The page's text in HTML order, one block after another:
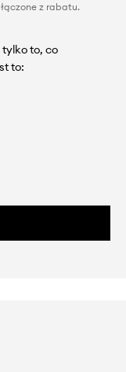
z rabatu.
tylko to, co
to: